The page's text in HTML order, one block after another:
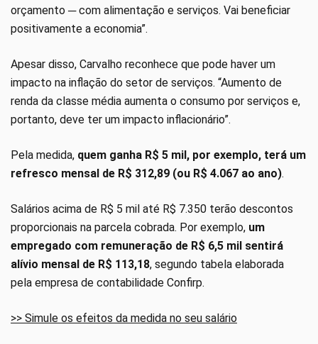
orçamento ─ com alimentação e serviços. Vai beneficiar
positivamente a economia”.
Apesar disso, Carvalho reconhece que pode haver um
impacto na inflação do setor de serviços. “Aumento de
renda da classe média aumenta o consumo por serviços e,
portanto, deve ter um impacto inflacionário”.
Pela medida, quem ganha R$ 5 mil, por exemplo, terá um
refresco mensal de R$ 312,89 (ou R$ 4.067 ao ano).
Salários acima de R$ 5 mil até R$ 7.350 terão descontos
proporcionais na parcela cobrada. Por exemplo, um
empregado com remuneração de R$ 6,5 mil sentirá
alívio mensal de R$ 113,18, segundo tabela elaborada
pela empresa de contabilidade Confirp.
>> Simule os efeitos da medida no seu salário